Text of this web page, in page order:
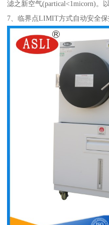
滤之新空气(partical<1micorn)。
7、临界点LIMIT方式自动安全